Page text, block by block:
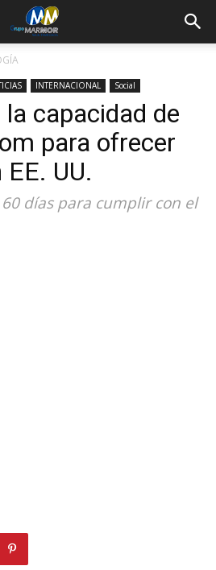
INTERNACIONAL Social
la capacidad de
para ofrecer
UU.
días para cumplir con el